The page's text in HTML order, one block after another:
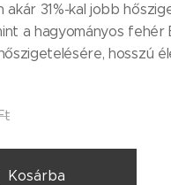
akár 31%-kal jobb
a hagyományos fehér
hosszú
Kosárba